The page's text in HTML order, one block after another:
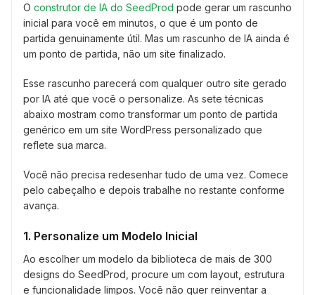
O construtor de IA do SeedProd pode gerar um rascunho
inicial para você em minutos, o que é um ponto de
partida genuinamente útil. Mas um rascunho de IA ainda é
um ponto de partida, não um site finalizado.
Esse rascunho parecerá com qualquer outro site gerado
por IA até que você o personalize. As sete técnicas
abaixo mostram como transformar um ponto de partida
genérico em um site WordPress personalizado que
reflete sua marca.
Você não precisa redesenhar tudo de uma vez. Comece
pelo cabeçalho e depois trabalhe no restante conforme
avança.
1. Personalize um Modelo Inicial
Ao escolher um modelo da biblioteca de mais de 300
designs do SeedProd, procure um com layout, estrutura
e funcionalidade limpos. Você não quer reinventar a